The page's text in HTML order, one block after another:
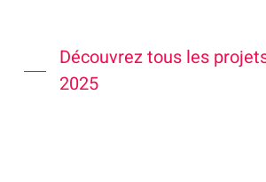
Découvrez tous les
2025